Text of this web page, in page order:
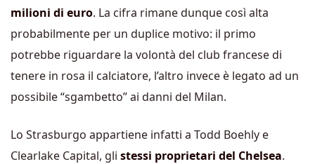
milioni di euro. La cifra rimane dunque così alta
probabilmente per un duplice motivo: il primo
potrebbe riguardare la volontà del club francese di
tenere in rosa il calciatore, l’altro invece è legato ad un
possibile “sgambetto” ai danni del Milan.
Lo Strasburgo appartiene infatti a Todd Boehly e
Clearlake Capital, gli stessi proprietari del Chelsea.